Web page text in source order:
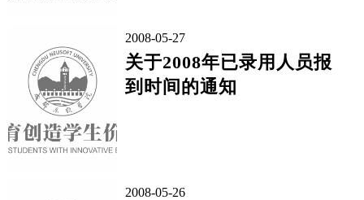
2008-05-27
关于2008年已录用人员报
到时间的通知
2008-05-26